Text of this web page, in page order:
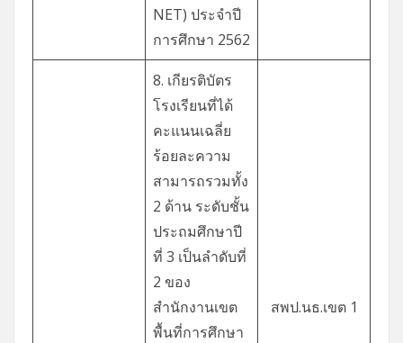
NET) ประจำปี
การศึกษา 2562
8. เกียรติบัตร
โรงเรียนที่ได้
คะแนนเฉลี่ย
ร้อยละความ
สามารถรวมทั้ง
2 ด้าน ระดับชั้น
ประถมศึกษาปี
ที่ 3 เป็นลำดับที่
2 ของ
สำนักงานเขต
พื้นที่การศึกษา
สพป.นธ.เขต 1